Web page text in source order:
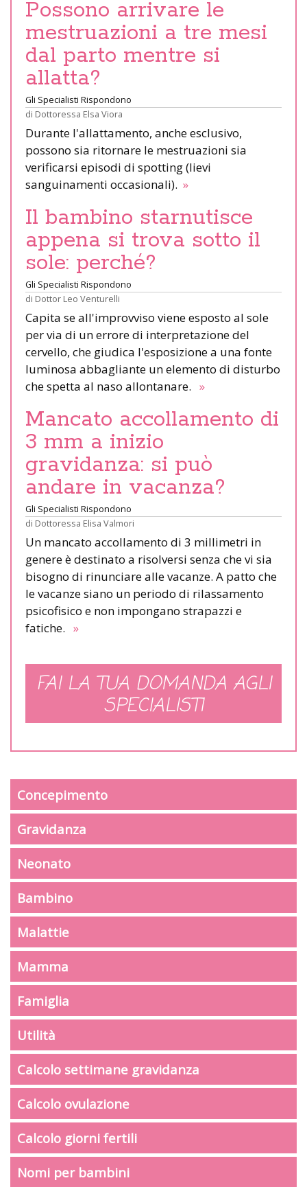
Possono arrivare le
mestruazioni a tre mesi
dal parto mentre si
allatta?
Gli Specialisti Rispondono
di Dottoressa Elsa Viora
Durante l'allattamento, anche esclusivo,
possono sia ritornare le mestruazioni sia
verificarsi episodi di spotting (lievi
sanguinamenti occasionali). »
Il bambino starnutisce
appena si trova sotto il
sole: perché?
Gli Specialisti Rispondono
di Dottor Leo Venturelli
Capita se all'improvviso viene esposto al sole
per via di un errore di interpretazione del
cervello, che giudica l'esposizione a una fonte
luminosa abbagliante un elemento di disturbo
che spetta al naso allontanare. »
Mancato accollamento di
3 mm a inizio
gravidanza: si può
andare in vacanza?
Gli Specialisti Rispondono
di Dottoressa Elisa Valmori
Un mancato accollamento di 3 millimetri in
genere è destinato a risolversi senza che vi sia
bisogno di rinunciare alle vacanze. A patto che
le vacanze siano un periodo di rilassamento
psicofisico e non impongano strapazzi e
fatiche. »
FAI LA TUA DOMANDA AGLI
SPECIALISTI
Concepimento
Gravidanza
Neonato
Bambino
Malattie
Mamma
Famiglia
Utilità
Calcolo settimane gravidanza
Calcolo ovulazione
Calcolo giorni fertili
Nomi per bambini